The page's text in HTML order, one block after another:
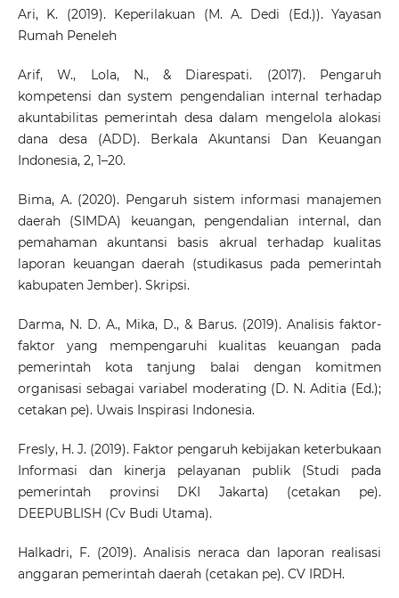
Ari, K. (2019). Keperilakuan (M. A. Dedi (Ed.)). Yayasan
Rumah Peneleh
Arif, W., Lola, N., & Diarespati. (2017). Pengaruh
kompetensi dan system pengendalian internal terhadap
akuntabilitas pemerintah desa dalam mengelola alokasi
dana desa (ADD). Berkala Akuntansi Dan Keuangan
Indonesia, 2, 1–20.
Bima, A. (2020). Pengaruh sistem informasi manajemen
daerah (SIMDA) keuangan, pengendalian internal, dan
pemahaman akuntansi basis akrual terhadap kualitas
laporan keuangan daerah (studikasus pada pemerintah
kabupaten Jember). Skripsi.
Darma, N. D. A., Mika, D., & Barus. (2019). Analisis faktor-
faktor yang mempengaruhi kualitas keuangan pada
pemerintah kota tanjung balai dengan komitmen
organisasi sebagai variabel moderating (D. N. Aditia (Ed.);
cetakan pe). Uwais Inspirasi Indonesia.
Fresly, H. J. (2019). Faktor pengaruh kebijakan keterbukaan
Informasi dan kinerja pelayanan publik (Studi pada
pemerintah provinsi DKI Jakarta) (cetakan pe).
DEEPUBLISH (Cv Budi Utama).
Halkadri, F. (2019). Analisis neraca dan laporan realisasi
anggaran pemerintah daerah (cetakan pe). CV IRDH.